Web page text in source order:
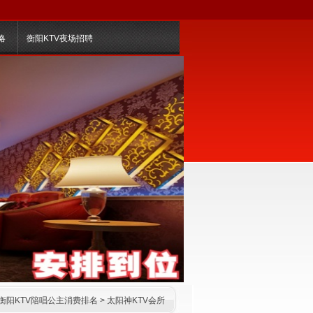
衡阳KTV夜场招聘
阳KTV陪唱公主消费排名 > 太阳神KTV会所